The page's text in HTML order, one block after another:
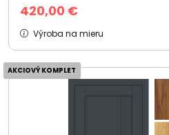
420,00 €
Výroba na mieru
AKCIOVÝ KOMPLET